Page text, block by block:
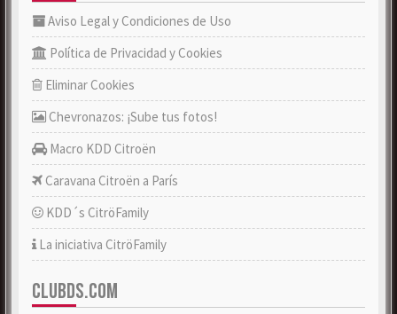
Aviso Legal y Condiciones de Uso
Política de Privacidad y Cookies
Eliminar Cookies
Chevronazos: ¡Sube tus fotos!
Macro KDD Citroën
Caravana Citroën a París
KDD´s CitröFamily
La iniciativa CitröFamily
CLUBDS.COM